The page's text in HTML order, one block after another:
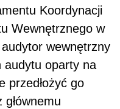
Koordynacji
Wewnętrznego w
wewnętrzny
audytu oparty na
przedłożyć go